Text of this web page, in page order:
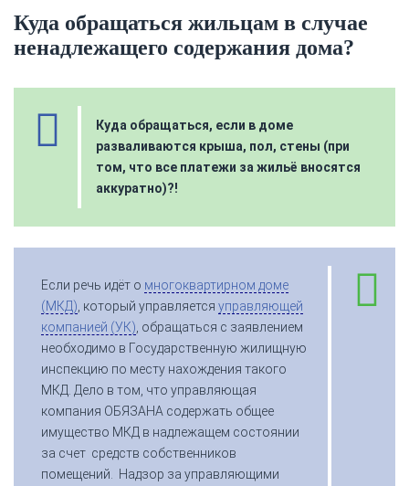
Куда обращаться жильцам в случае
ненадлежащего содержания дома?
Куда обращаться, если в доме
разваливаются крыша, пол, стены (при
том, что все платежи за жильё вносятся
аккуратно)?!
Если речь идёт о многоквартирном доме
(МКД) , который управляется управляющей
компанией (УК) , обращаться с заявлением
необходимо в Государственную жилищную
инспекцию по месту нахождения такого
МКД. Дело в том, что управляющая
компания ОБЯЗАНА содержать общее
имущество МКД в надлежащем состоянии
за счет средств собственников
помещений. Надзор за управляющими